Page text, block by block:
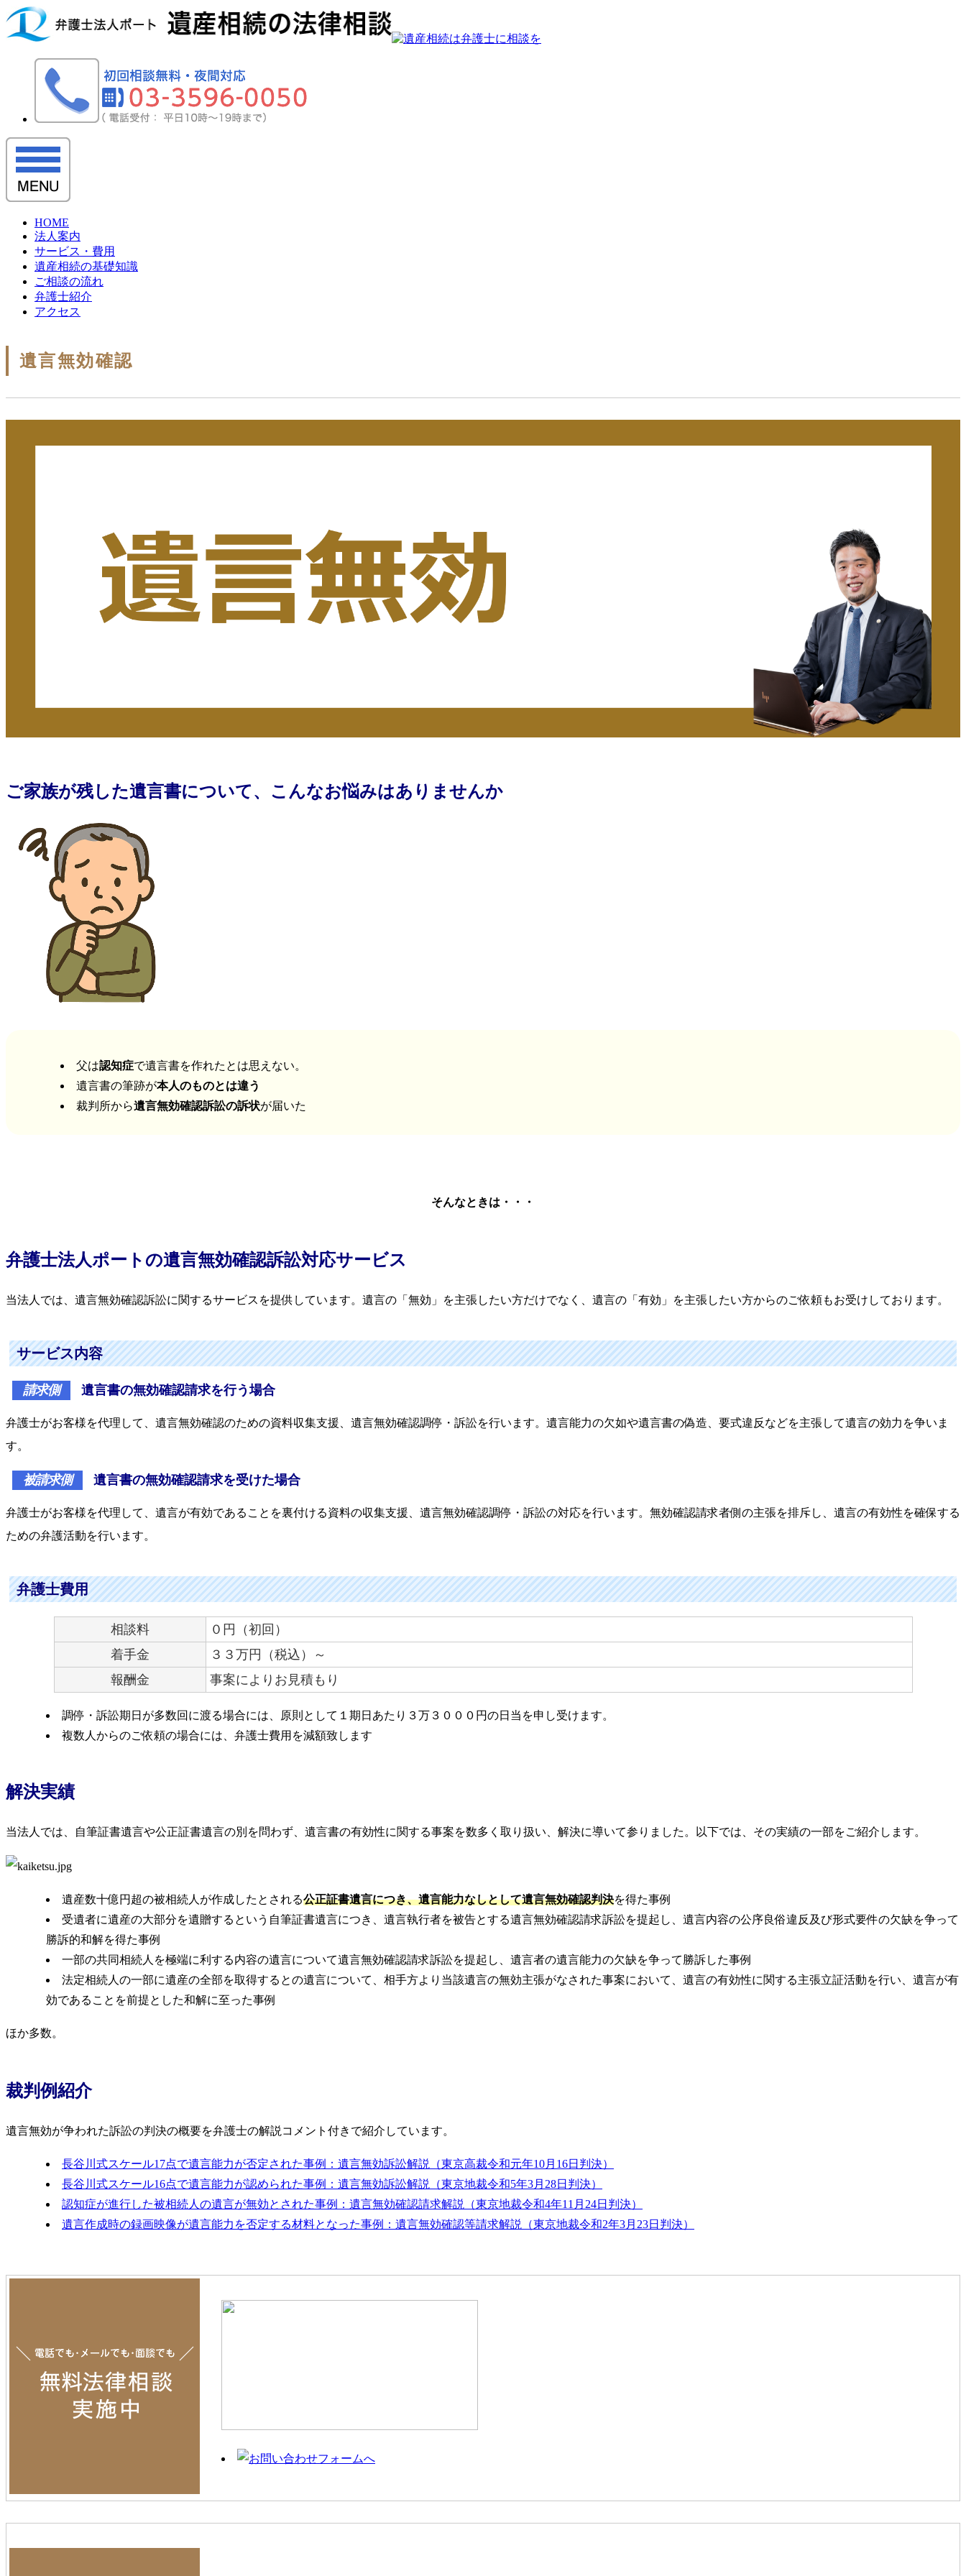
HOME
法人案内
サービス・費用
遺産相続の基礎知識
ご相談の流れ
弁護士紹介
アクセス
遺言無効確認
ご家族が残した遺言書について、こんなお悩みはありませんか
父は認知症で遺言書を作れたとは思えない。
遺言書の筆跡が本人のものとは違う
裁判所から遺言無効確認訴訟の訴状が届いた
そんなときは・・・
弁護士法人ポートの遺言無効確認訴訟対応サービス
当法人では、遺言無効確認訴訟に関するサービスを提供しています。遺言の「無効」を主張したい方だけでなく、遺言の「有効」を主張したい方からのご依頼もお受けしております。
サービス内容
請求側 遺言書の無効確認請求を行う場合
弁護士がお客様を代理して、遺言無効確認のための資料収集支援、遺言無効確認調停・訴訟を行います。遺言能力の欠如や遺言書の偽造、要式違反などを主張して遺言の効力を争いま
す。
被請求側 遺言書の無効確認請求を受けた場合
弁護士がお客様を代理して、遺言が有効であることを裏付ける資料の収集支援、遺言無効確認調停・訴訟の対応を行います。無効確認請求者側の主張を排斥し、遺言の有効性を確保する
ための弁護活動を行います。
弁護士費用
相談料 ０円
（初回）
着手金
３３万円（税込）～
報酬金
事案によりお見積もり
調停・訴訟期日が多数回に渡る場合には、原則として１期日あたり３万３０００円の日当を申し受けます。
複数人からのご依頼の場合には、弁護士費用を減額致します
解決実績
当法人では、自筆証書遺言や公正証書遺言の別を問わず、遺言書の有効性に関する事案を数多く取り扱い、解決に導いて参りました。以下では、その実績の一部をご紹介します。
遺産数十億円超の被相続人が作成したとされる公正証書遺言につき、遺言能力なしとして遺言無効確認判決を得た事例
受遺者に遺産の大部分を遺贈するという自筆証書遺言につき、遺言執行者を被告とする遺言無効確認請求訴訟を提起し、遺言内容の公序良俗違反及び形式要件の欠缺を争って
勝訴的和解を得た事例
一部の共同相続人を極端に利する内容の遺言について遺言無効確認請求訴訟を提起し、遺言者の遺言能力の欠缺を争って勝訴した事例
法定相続人の一部に遺産の全部を取得するとの遺言について、相手方より当該遺言の無効主張がなされた事案において、遺言の有効性に関する主張立証活動を行い、遺言が有
効であることを前提とした和解に至った事例
ほか多数。
裁判例紹介
遺言無効が争われた訴訟の判決の概要を弁護士の解説コメント付きで紹介しています。
長谷川式スケール17点で遺言能力が否定された事例：遺言無効訴訟解説（東京高裁令和元年10月16日判決）
長谷川式スケール16点で遺言能力が認められた事例：遺言無効訴訟解説（東京地裁令和5年3月28日判決）
認知症が進行した被相続人の遺言が無効とされた事例：遺言無効確認請求解説（東京地裁令和4年11月24日判決）
遺言作成時の録画映像が遺言能力を否定する材料となった事例：遺言無効確認等請求解説（東京地裁令和2年3月23日判決）